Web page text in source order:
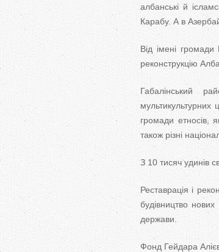
албанські й
Карабу. А в
Від імені громади
реконструкцію
Габалінський
мультикультурних
громади етносів,
також різні
З 10 тисяч удинів
Реставрація і
будівництво
держави.
Фонд Гейдара